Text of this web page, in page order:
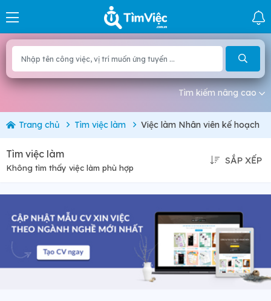
Tìm kiếm nâng cao
Trang chủ Tìm việc làm Việc làm Nhân viên kế hoạch
Tìm việc làm
Không tìm thấy việc làm phù hợp
SẮP XẾP